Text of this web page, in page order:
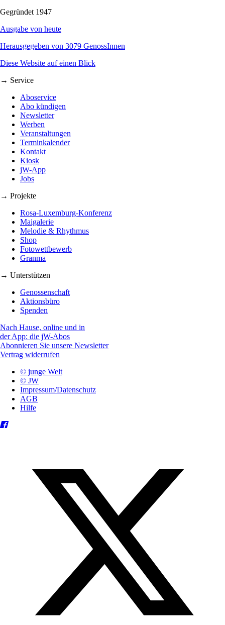
Gegründet 1947
Ausgabe von heute
Herausgegeben von 3079 GenossInnen
Diese Website auf einen Blick
→ Service
Aboservice
Abo kündigen
Newsletter
Werben
Veranstaltungen
Terminkalender
Kontakt
Kiosk
jW-App
Jobs
→ Projekte
Rosa-Luxemburg-Konferenz
Maigalerie
Melodie & Rhythmus
Shop
Fotowettbewerb
Granma
→ Unterstützen
Genossenschaft
Aktionsbüro
Spenden
Nach Hause, online und in
der App: die jW-Abos
Abonnieren Sie unsere Newsletter
Vertrag widerrufen
© junge Welt
© JW
Impressum/Datenschutz
AGB
Hilfe